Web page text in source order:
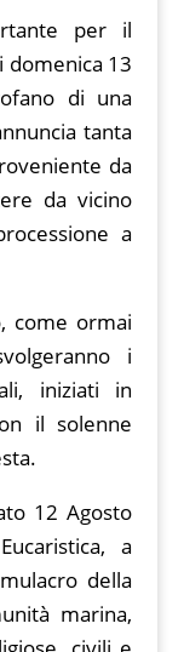
per il
13
di una
tanta
da
da vicino
a
come ormai
i
iniziati in
il solenne
12 Agosto
a
della
marina,